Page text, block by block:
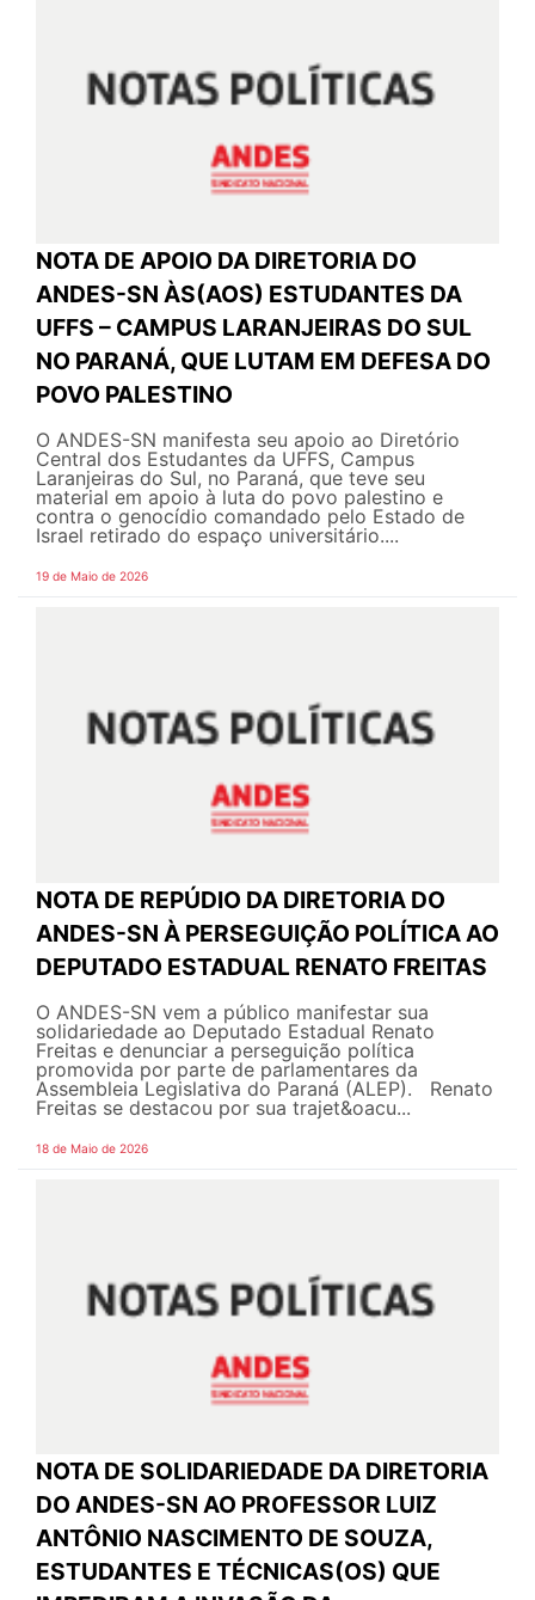
NOTA DE APOIO DA DIRETORIA DO
ANDES-SN ÀS(AOS) ESTUDANTES DA
UFFS – CAMPUS LARANJEIRAS DO SUL
NO PARANÁ, QUE LUTAM EM DEFESA DO
POVO PALESTINO
O ANDES-SN manifesta seu apoio ao Diretório
Central dos Estudantes da UFFS, Campus
Laranjeiras do Sul, no Paraná, que teve seu
material em apoio à luta do povo palestino e
contra o genocídio comandado pelo Estado de
Israel retirado do espaço universitário....
19 de Maio de 2026
NOTA DE REPÚDIO DA DIRETORIA DO
ANDES-SN À PERSEGUIÇÃO POLÍTICA AO
DEPUTADO ESTADUAL RENATO FREITAS
O ANDES-SN vem a público manifestar sua
solidariedade ao Deputado Estadual Renato
Freitas e denunciar a perseguição política
promovida por parte de parlamentares da
Assembleia Legislativa do Paraná (ALEP). Renato
Freitas se destacou por sua trajet&oacu...
18 de Maio de 2026
NOTA DE SOLIDARIEDADE DA DIRETORIA
DO ANDES-SN AO PROFESSOR LUIZ
ANTÔNIO NASCIMENTO DE SOUZA,
ESTUDANTES E TÉCNICAS(OS) QUE